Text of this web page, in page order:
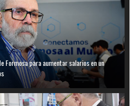
Formosa para aumentar salarios en un